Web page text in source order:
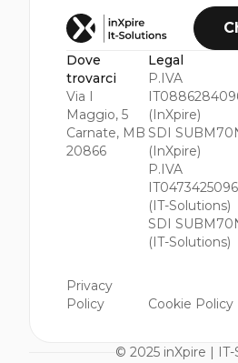
Dove
trovarci
Via I
Maggio, 5
Carnate, MB
20866
Privacy
Policy
Legal
P.IVA
(InXpire)
SDI
(InXpire)
P.IVA
(IT-Solutions)
SDI
(IT-Solutions)
Cookie Policy
© 2025 inXpire |